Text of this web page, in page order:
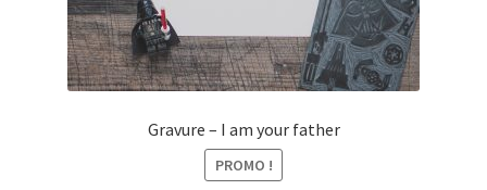
Gravure – I am your father
PROMO !